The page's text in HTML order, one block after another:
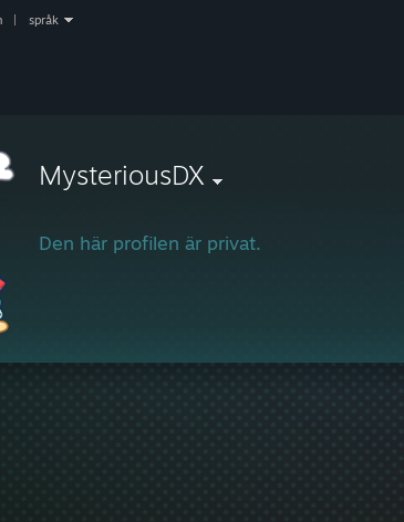
språk
MysteriousDX
Den här profilen är privat.